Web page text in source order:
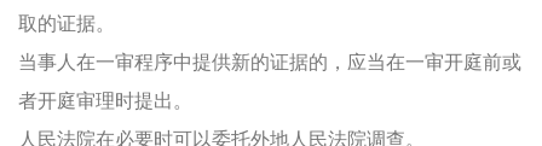
取的证据。
当事人在一审程序中提供新的证据的，应当在一审开庭前或
者开庭审理时提出。
人民法院在必要时可以委托外地人民法院调查。